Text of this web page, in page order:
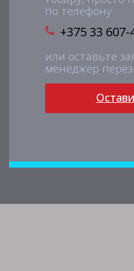
по телефону
+375 33 607-
или оставьте
менеджер